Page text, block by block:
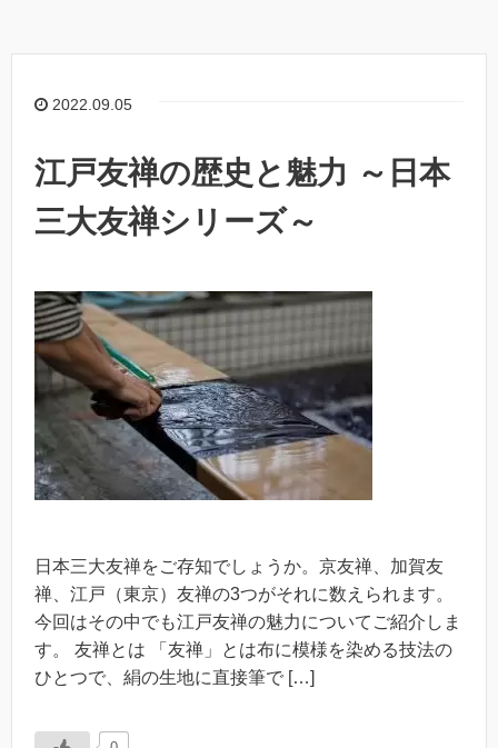
2022.09.05
江戸友禅の歴史と魅力 ～日本
三大友禅シリーズ～
日本三大友禅をご存知でしょうか。京友禅、加賀友
禅、江戸（東京）友禅の3つがそれに数えられます。
今回はその中でも江戸友禅の魅力についてご紹介しま
す。 友禅とは 「友禅」とは布に模様を染める技法の
ひとつで、絹の生地に直接筆で […]